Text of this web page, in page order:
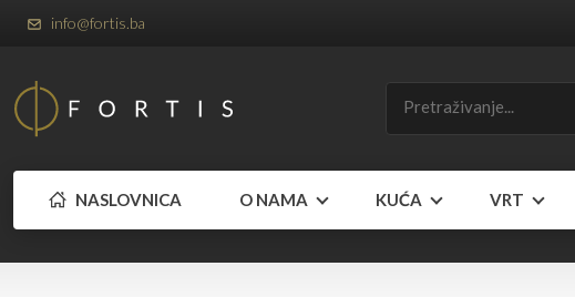
info@fortis.ba
NASLOVNICA O NAMA KUĆA VRT